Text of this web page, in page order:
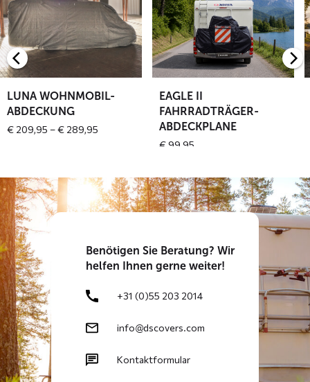
LUNA WOHNMOBIL-
ABDECKUNG
€209,95 –€289,95Price
€ 289,95
über
EAGLE
II
Fahrradträger-
Abdeckplane
EAGLE II
FAHRRADTRÄGER-
ABDECKPLANE
€99,95
Benötigen Sie Beratung? Wir
helfen Ihnen gerne weiter!
+31 (0)55 203 2014
info@dscovers.com
Kontaktformular